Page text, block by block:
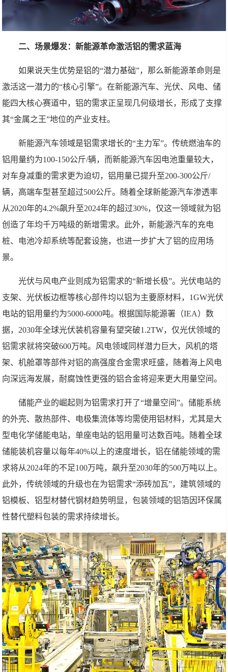
二、场景爆发：新能源革命激活铝的需求蓝海
如果说天生优势是铝的“潜力基础”，那么新能源革命则是
激活这一潜力的“核心引擎”。在新能源汽车、光伏、风电、储
能四大核心赛道中，铝的需求正呈现几何级增长，形成了支撑
其“金属之王”地位的产业支柱。
新能源汽车领域是铝需求增长的“主力军”。传统燃油车的
铝用量约为100-150公斤/辆，而新能源汽车因电池重量较大，
对车身减重的需求更为迫切，铝用量已提升至200-300公斤/
辆，高端车型甚至超过500公斤。随着全球新能源汽车渗透率
从2020年的4.2%飙升至2024年的超过30%，仅这一领域就为铝
创造了年均千万吨级的新增需求。此外，新能源汽车的充电
桩、电池冷却系统等配套设施，也进一步扩大了铝的应用场
景。
光伏与风电产业则成为铝需求的“新增长极”。光伏电站的
支架、光伏板边框等核心部件均以铝为主要原材料，1GW光伏
电站的铝用量约为5000-6000吨。根据国际能源署（IEA）数
据，2030年全球光伏装机容量有望突破1.2TW，仅光伏领域的
铝需求就将突破600万吨。风电领域同样潜力巨大，风机的塔
架、机舱罩等部件对铝的高强度合金需求旺盛，随着海上风电
向深远海发展，耐腐蚀性更强的铝合金将迎来更大用量空间。
储能产业的崛起则为铝需求打开了“增量空间”。储能系统
的外壳、散热部件、电极集流体等均需使用铝材料，尤其是大
型电化学储能电站，单座电站的铝用量可达数百吨。随着全球
储能装机容量以每年40%以上的速度增长，铝在储能领域的需
求将从2024年的不足100万吨，飙升至2030年的500万吨以上。
此外，传统领域的升级也在为铝需求“添砖加瓦”，建筑领域的
铝模板、铝型材替代钢材趋势明显，包装领域的铝箔因环保属
性替代塑料包装的需求持续增长。